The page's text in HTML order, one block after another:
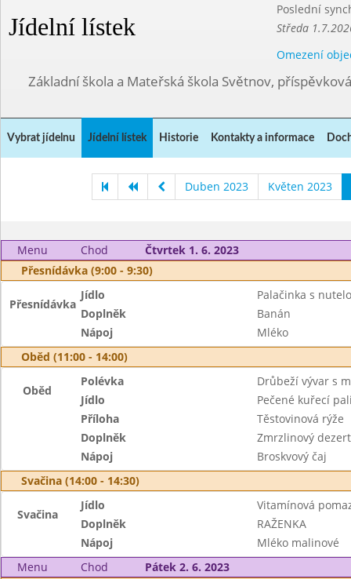
Jídelní lístek
Poslední
Středa
Omezení
Základní škola a Mateřská škola Světnov,
Vybrat jídelnu Jídelní lístek Historie Kontakty a informace
Duben 2023 Květen 2023
Menu Chod
Čtvrtek 1. 6. 2023
Přesnídávka (9:00 - 9:30)
Přesnídávka
Jídlo
Palačinka s
Doplněk
Banán
Nápoj
Mléko
Oběd (11:00 - 14:00)
Oběd
Polévka
Drůbeží vývar s
Jídlo
Pečené kuřecí
Příloha
Těstovinová rýže
Doplněk
Zmrzlinový dezert
Nápoj
Broskvový čaj
Svačina (14:00 - 14:30)
Svačina
Jídlo
Vitamínová
Doplněk
RAŽENKA
Nápoj
Mléko malinové
Menu
Chod
Pátek 2. 6. 2023